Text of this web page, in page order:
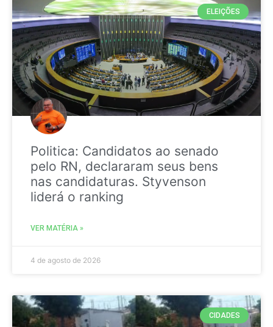
ELEIÇÕES
Politica: Candidatos ao senado
pelo RN, declararam seus bens
nas candidaturas. Styvenson
liderá o ranking
VER MATÉRIA »
4 de agosto de 2026
CIDADES